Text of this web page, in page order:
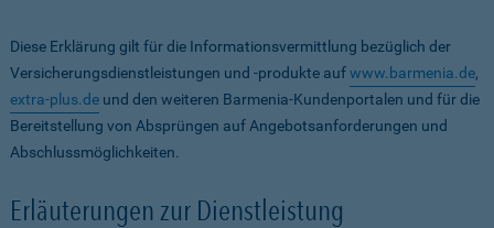
Diese Erklärung gilt für die Informationsvermittlung bezüglich der
Versicherungsdienstleistungen und -produkte aufwww.barmenia.de,
extra-plus.de und den weiteren Barmenia-Kundenportalen und für die
Bereitstellung von Absprüngen auf Angebotsanforderungen und
Abschlussmöglichkeiten.
Erläuterungen zur Dienstleistung